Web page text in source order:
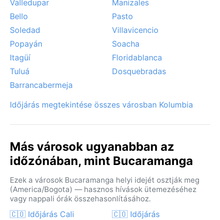
Valledupar
Manizales
Bello
Pasto
Soledad
Villavicencio
Popayán
Soacha
Itagüí
Floridablanca
Tuluá
Dosquebradas
Barrancabermeja
Időjárás megtekintése összes városban Kolumbia
Más városok ugyanabban az
időzónában, mint Bucaramanga
Ezek a városok Bucaramanga helyi idejét osztják meg
(America/Bogota) — hasznos hívások ütemezéséhez
vagy nappali órák összehasonlításához.
🇨🇴 Időjárás Cali
🇨🇴 Időjárás